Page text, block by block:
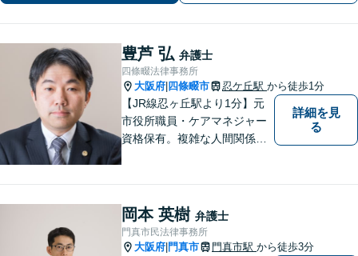
豊芦 弘 弁護士
四條畷法律事務所
大阪府 四條畷市 忍ケ丘駅 から徒歩1分
【JR線忍ヶ丘駅より1分】元
市役所職員・ケアマネジャー
資格保有。複雑な人間関係が
詳細を見
る
岡本 英樹 弁護士
門真市民法律事務所
大阪府 門真市 門真市駅 から徒歩3分